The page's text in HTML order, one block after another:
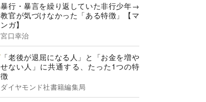
暴行・暴言を繰り返していた非行少年→
教官が気づけなかった「ある特徴」【マ
ンガ】
宮口幸治
「老後が退屈になる人」と「お金を増や
せない人」に共通する、たった1つの特
徴
ダイヤモンド社書籍編集局